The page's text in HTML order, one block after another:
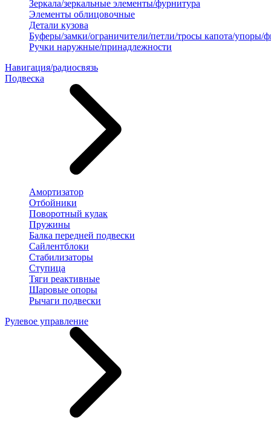
Зеркала/зеркальные элементы/фурнитура
Элементы облицовочные
Детали кузова
Буферы/замки/ограничители/петли/тросы капота/упоры/
Ручки наружные/принадлежности
Навигация/радиосвязь
Подвеска
Амортизатор
Отбойники
Поворотный кулак
Пружины
Балка передней подвески
Сайлентблоки
Стабилизаторы
Ступица
Тяги реактивные
Шаровые опоры
Рычаги подвески
Рулевое управление